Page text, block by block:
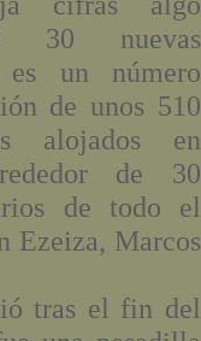
30 nuevas
es un número
de unos 510
alojados en
de 30
de todo el
Ezeiza, Marcos
tras el fin del